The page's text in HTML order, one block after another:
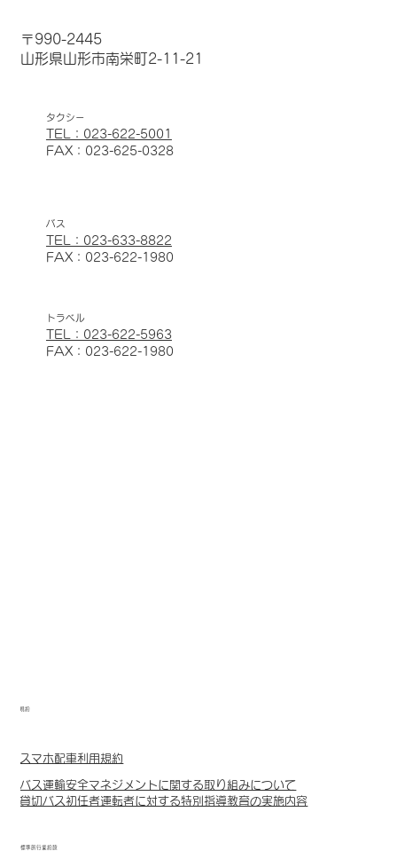
〒990-2445
山形県山形市南栄町2-11-21
​タクシー
TEL：023-622-5001
FAX：023-625-0328
バス
TEL：023-633-8822
FAX：023-622-1980
トラベル
TEL：023-622-5963
FAX：023-622-1980
規約
スマホ配車利用規約
バス運輸安全マネジメントに関する取り組みについて
貸切バス初任者運転者に対する特別指導教育の実施内容
標準旅行業約款